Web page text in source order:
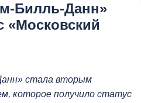
Билль-Данн»
«Московский
стала вторым
которое получило статус